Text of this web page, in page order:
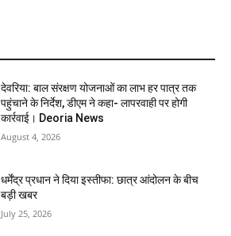
देवरिया: बाल संरक्षण योजनाओं का लाभ हर पात्र तक
पहुंचाने के निर्देश, डीएम ने कहा- लापरवाही पर होगी
कार्रवाई। Deoria News
August 4, 2026
धर्मेंद्र प्रधान ने दिया इस्तीफा: छात्र आंदोलन के बीच
बड़ी खबर
July 25, 2026